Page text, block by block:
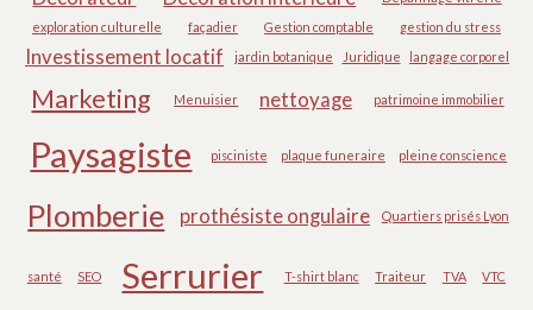
exploration culturelle
façadier Gestion comptable gestion du stress
Investissement locatif jardin botanique Juridique langage corporel
Marketing Menuisier nettoyage patrimoine immobilier
Paysagiste pisciniste plaque funeraire pleine conscience
Plomberie prothésiste ongulaire Quartiers prisés Lyon
santé SEO Serrurier T-shirt blanc Traiteur TVA VTC